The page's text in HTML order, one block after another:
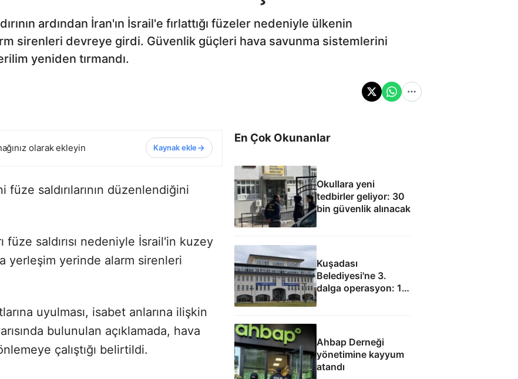
ardından İran'ın İsrail'e fırlattığı füzeler nedeniyle ülkenin
sirenleri devreye girdi. Güvenlik güçleri hava savunma sistemlerini
yeniden tırmandı.
olarak ekleyin Kaynak ekle
saldırılarının düzenlendiğini
saldırısı nedeniyle İsrail'in kuzey
yerleşim yerinde alarm sirenleri
uyulması, isabet anlarına ilişkin
bulunulan açıklamada, hava
çalıştığı belirtildi.
En Çok Okunanlar
Okullara yeni
tedbirler geliyor: 30
bin güvenlik alınacak
Kuşadası
Belediyesi'ne 3.
dalga operasyon: 15
gözaltı
Ahbap Derneği
yönetimine kayyum
atandı